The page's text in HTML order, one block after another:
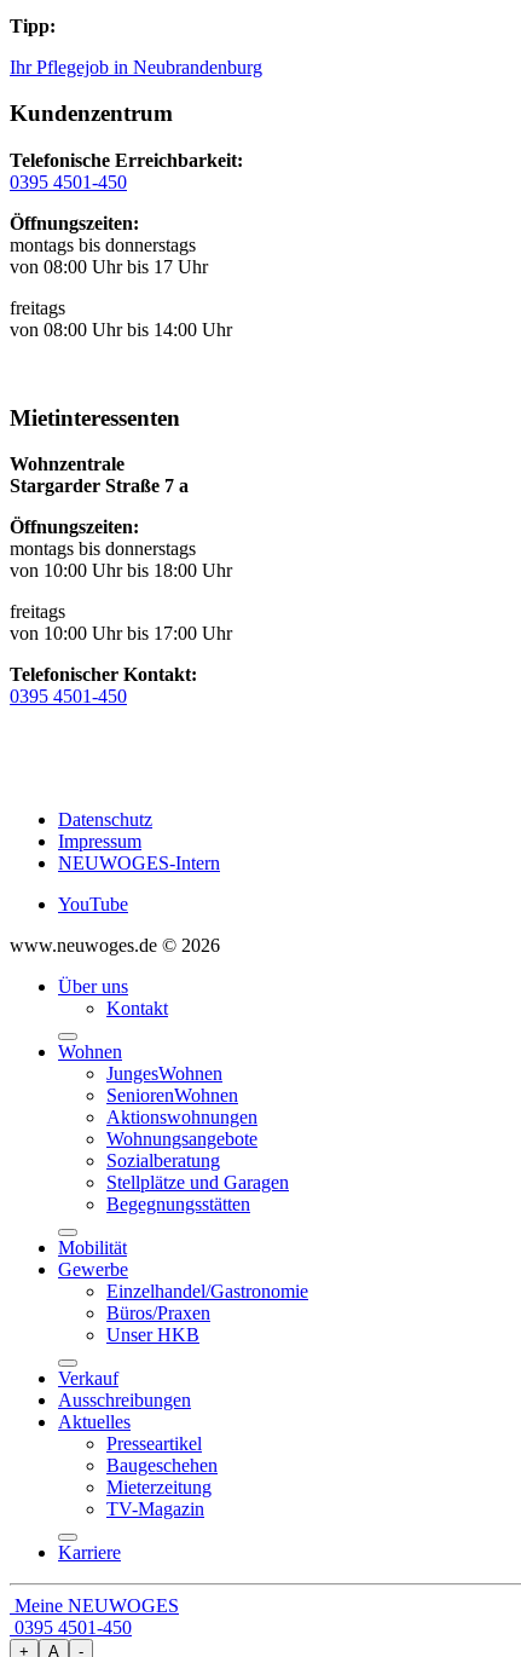
Tipp:
Ihr Pflegejob in Neubrandenburg
Kundenzentrum
Telefonische Erreichbarkeit:
0395 4501-450
Öffnungszeiten:
montags bis donnerstags
von 08:00 Uhr bis 17 Uhr
freitags
von 08:00 Uhr bis 14:00 Uhr
Mietinteressenten
Wohnzentrale
Stargarder Straße 7 a
Öffnungszeiten:
montags bis donnerstags
von 10:00 Uhr bis 18:00 Uhr
freitags
von 10:00 Uhr bis 17:00 Uhr
Telefonischer Kontakt:
0395 4501-450
Datenschutz
Impressum
NEUWOGES-Intern
YouTube
www.neuwoges.de © 2026
Über uns
Kontakt
Wohnen
JungesWohnen
SeniorenWohnen
Aktionswohnungen
Wohnungsangebote
Sozialberatung
Stellplätze und Garagen
Begegnungsstätten
Mobilität
Gewerbe
Einzelhandel/Gastronomie
Büros/Praxen
Unser HKB
Verkauf
Ausschreibungen
Aktuelles
Presseartikel
Baugeschehen
Mieterzeitung
TV-Magazin
Karriere
Meine NEUWOGES
0395 4501-450
+ A -